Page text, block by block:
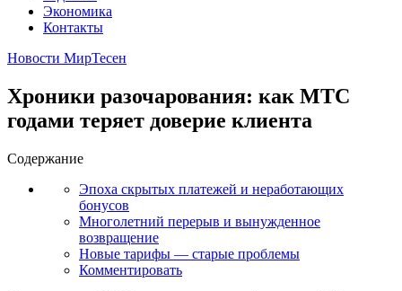
Экономика
Контакты
Новости МирТесен
Хроники разочарования: как МТС
годами теряет доверие клиента
Содержание
Эпоха скрытых платежей и неработающих
бонусов
Многолетний перерыв и вынужденное
возвращение
Новые тарифы — старые проблемы
Комментировать